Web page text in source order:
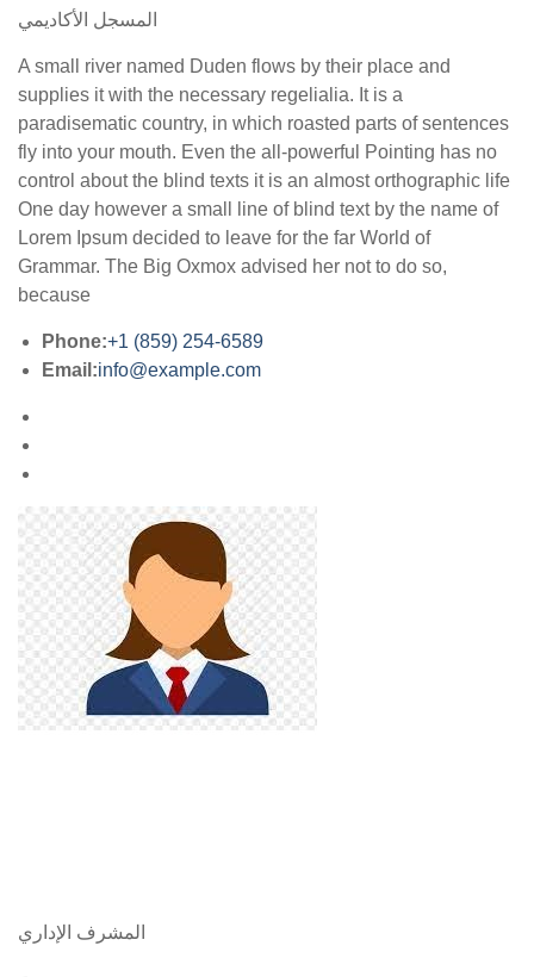
المسجل الأكاديمي
A small river named Duden flows by their place and
supplies it with the necessary regelialia. It is a
paradisematic country, in which roasted parts of sentences
fly into your mouth. Even the all-powerful Pointing has no
control about the blind texts it is an almost orthographic life
One day however a small line of blind text by the name of
Lorem Ipsum decided to leave for the far World of
Grammar. The Big Oxmox advised her not to do so,
because
Phone:+1 (859) 254-6589
Email:info@example.com
المشرف الإداري